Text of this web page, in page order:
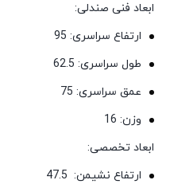
ابعاد فنی صندلی:
ارتفاع سراسری: 95
طول سراسری: 62.5
عمق سراسری: 75
وزن: 16
ابعاد تخصصی:
ارتفاع نشیمن: 47.5